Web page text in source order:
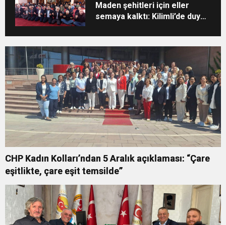
Maden şehitleri için eller
semaya kalktı: Kilimli’de duygu
CHP Kadın Kolları’ndan 5 Aralık açıklaması: “Çare
eşitlikte, çare eşit temsilde”